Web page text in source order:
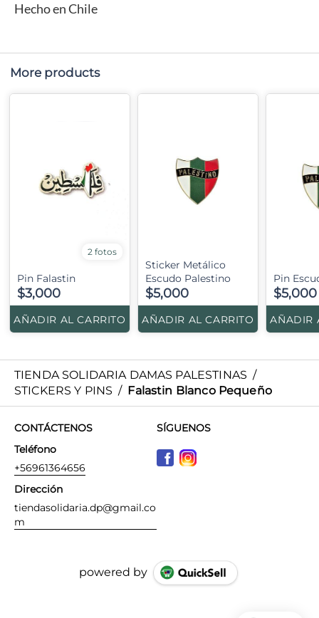
Hecho en Chile
More products
2 fotos
Pin Falastin
$3,000
AÑADIR AL CARRITO
Sticker Metálico
Escudo Palestino
$5,000
AÑADIR AL CARRITO
Pin
$5,000
AÑADIR
TIENDA SOLIDARIA DAMAS PALESTINAS /
STICKERS Y PINS / Falastin Blanco Pequeño
CONTÁCTENOS
Teléfono
+56961364656
Dirección
tiendasolidaria.dp@gmail.co
m
SÍGUENOS
powered by